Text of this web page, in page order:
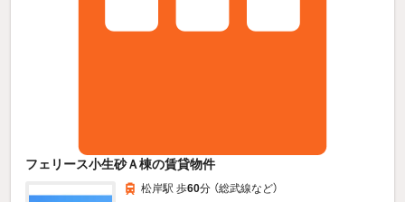
フェリース小生砂Ａ棟の賃貸物件
松岸駅 歩60分 （総武線など）